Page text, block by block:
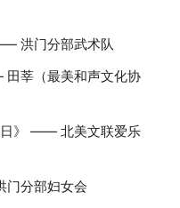
洪门分部武术队
莘（最美和声文化协
日》 —— 北美文联爱乐
分部妇女会